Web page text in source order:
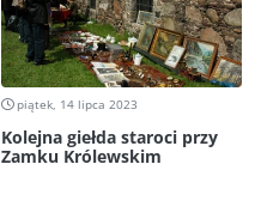
piątek, 14 lipca 2023
Kolejna giełda staroci przy
Zamku Królewskim